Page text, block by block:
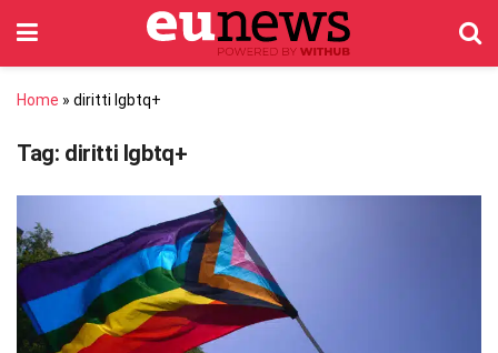
Home » diritti lgbtq+
Tag: diritti lgbtq+